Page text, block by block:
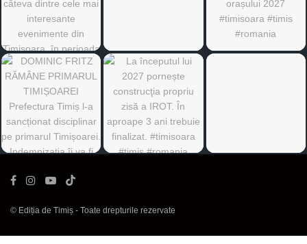
© Ediția de Timiș - Toate drepturile rezervate